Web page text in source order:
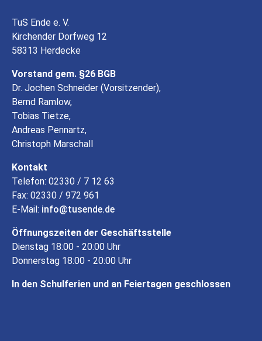
TuS Ende e. V.
Kirchender Dorfweg 12
58313 Herdecke
Vorstand gem. §26 BGB
Dr. Jochen Schneider (Vorsitzender),
Bernd Ramlow,
Tobias Tietze,
Andreas Pennartz,
Christoph Marschall
Kontakt
Telefon: 02330 / 7 12 63
Fax: 02330 / 972 961
E-Mail: info tusende de
Öffnungszeiten der Geschäftsstelle
Dienstag 18:00 - 20:00 Uhr
Donnerstag 18:00 - 20:00 Uhr
In den Schulferien und an Feiertagen geschlossen